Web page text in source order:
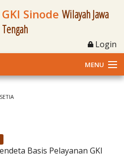
GKI Sinode Wilayah Jawa
Tengah
Login
MENU
SETIA
Basis Pelayanan GKI